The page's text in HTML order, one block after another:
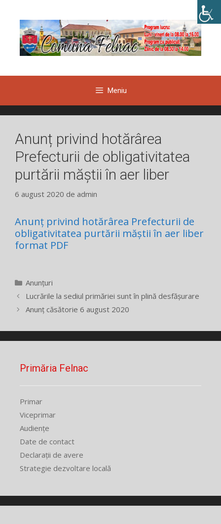
conținut
Meniu
Anunț privind hotărârea
Prefecturii de obligativitatea
purtării măștii în aer liber
6 august 2020 de admin
Anunț privind hotărârea Prefecturii de
obligativitatea purtării măștii în aer liber
format PDF
Categorii
Anunțuri
Lucrările la sediul primăriei sunt în plină desfăşurare
Anunț căsătorie 6 august 2020
Primăria Felnac
Primar
Viceprimar
Audiențe
Date de contact
Declarații de avere
Strategie dezvoltare locală